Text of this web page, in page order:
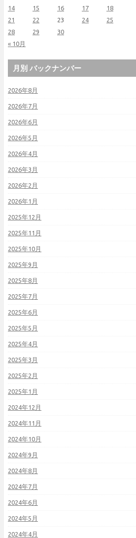
« 10月
14
15 16 17 18
21
22 23 24 25
28
29 30
月別 バックナンバー
2026年8月
2026年7月
2026年6月
2026年5月
2026年4月
2026年3月
2026年2月
2026年1月
2025年12月
2025年11月
2025年10月
2025年9月
2025年8月
2025年7月
2025年6月
2025年5月
2025年4月
2025年3月
2025年2月
2025年1月
2024年12月
2024年11月
2024年10月
2024年9月
2024年8月
2024年7月
2024年6月
2024年5月
2024年4月